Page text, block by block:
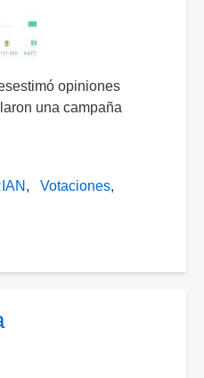
opiniones
una campaña
Votaciones